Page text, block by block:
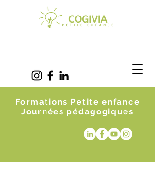
Formations Petite enfance
Journées pédagogiques